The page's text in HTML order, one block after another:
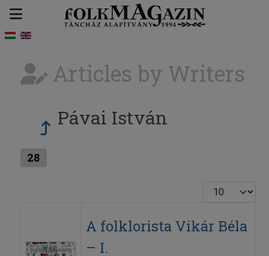
Articles by Writers
Pávai István
28
Display #
A folklorista Vikár Béla
– I.